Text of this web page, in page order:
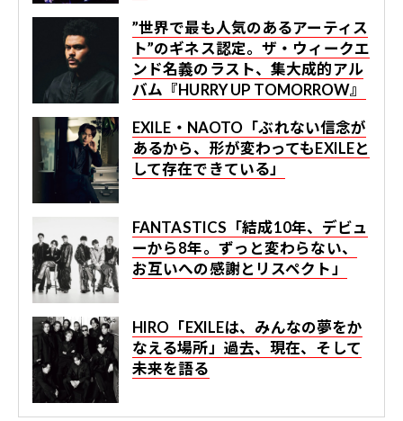
”世界で最も人気のあるアーティス
ト”のギネス認定。ザ・ウィークエ
ンド名義のラスト、集大成的アル
バム『HURRY UP TOMORROW』
EXILE・NAOTO「ぶれない信念が
あるから、形が変わってもEXILEと
して存在できている」
FANTASTICS「結成10年、デビュ
ーから8年。ずっと変わらない、
お互いへの感謝とリスペクト」
HIRO「EXILEは、みんなの夢をか
なえる場所」過去、現在、そして
未来を語る